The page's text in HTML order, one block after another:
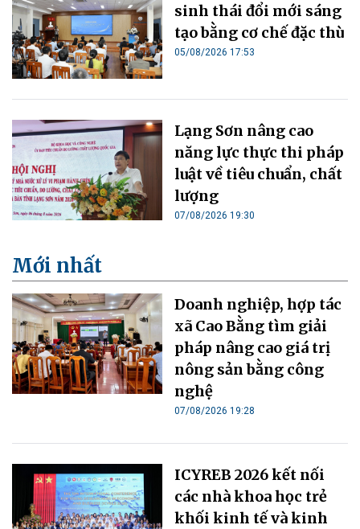
sinh thái đổi mới sáng
tạo bằng cơ chế đặc thù
05/08/2026 17:53
Lạng Sơn nâng cao
năng lực thực thi pháp
luật về tiêu chuẩn, chất
lượng
07/08/2026 19:30
Mới nhất
Doanh nghiệp, hợp tác
xã Cao Bằng tìm giải
pháp nâng cao giá trị
nông sản bằng công
nghệ
07/08/2026 19:28
ICYREB 2026 kết nối
các nhà khoa học trẻ
khối kinh tế và kinh